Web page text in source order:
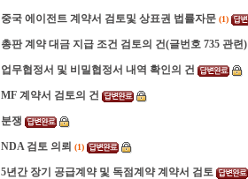
중국 에이전트 계약서 검토및 상표권 법률자문 (1)
총판 계약 대금 지급 조건 검토의 건(글번호 735 관련)
업무협정서 및 비밀협정서 내역 확인의 건
MF 계약서 검토의 건
분쟁
NDA 검토 의뢰 (1)
5년간 장기 공급계약 및 독점계약 계약서 검토